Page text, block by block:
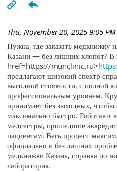
Thu, November 20, 2025 9:05 PM
Нужна, где заказать медкнижку
Казани — без лишних хлопот? В
href=https://munclinic.ru>
предлагают широкий спектр
выгодной стоимости, с полной
профессиональным уровнем.
принимает без выходных, чтобы
максимально быстро. Работают
медсестры, прошедшие
пациентам. Весь процесс
официально и без лишних
медкнижки Казань, справка по
лаборатория.